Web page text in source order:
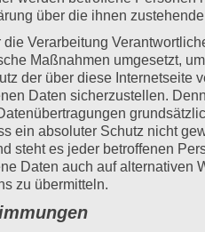
unserer Internetseite
Daten und
mit jedem Aufruf
eine betroffene
System
Daten und
Daten
über die ihnen
die Verarbeitung
Maßnahmen umgesetzt,
der über diese Internetseite
Daten sicherzustellen.
ein absoluter Schutz nicht
steht es jeder betroffenen
Daten auch auf alternativen
zu übermitteln.